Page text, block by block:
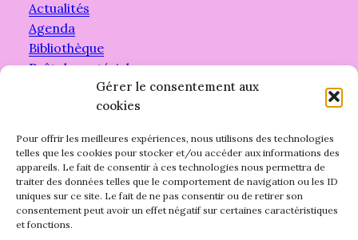
Gérer le consentement aux
cookies
Pour offrir les meilleures expériences, nous utilisons des technologies
telles que les cookies pour stocker et/ou accéder aux informations des
appareils. Le fait de consentir à ces technologies nous permettra de
traiter des données telles que le comportement de navigation ou les ID
uniques sur ce site. Le fait de ne pas consentir ou de retirer son
consentement peut avoir un effet négatif sur certaines caractéristiques
et fonctions.
Actualités
Agenda
Bibliothèque
Prêt de matériel